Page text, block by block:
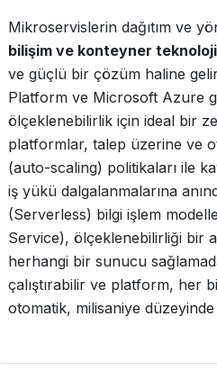
Mikroservislerin dağıtım ve
bilişim ve konteyner
ve güçlü bir çözüm haline
Platform ve Microsoft Azure
ölçeklenebilirlik için ideal bir
platformlar, talep üzerine ve
(auto-scaling) politikaları ile
iş yükü dalgalanmalarına
(Serverless) bilgi işlem
Service), ölçeklenebilirliği bir
herhangi bir sunucu
çalıştırabilir ve platform, her
otomatik, milisaniye